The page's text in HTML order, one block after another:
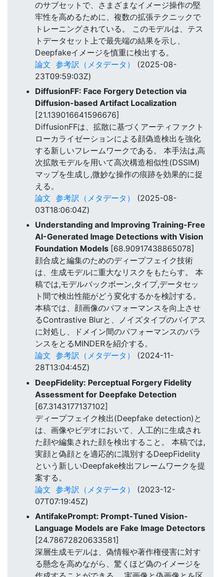
のサブセットで、さまざまなイメージ操作の堅
牢性を高めるために、複数の拡張テクニックで
トレーニングされている。 このモデルは、テス
トデータセット上で最先端の結果を示し、
Deepfakeイメージを慎重に検出する。
論文 参考訳（メタデータ）
(2025-08-
23T09:59:03Z)
DiffusionFF: Face Forgery Detection via
Diffusion-based Artifact Localization
[21.139016641596676]
DiffusionFFは、拡散に基づくアーティファクト
ローカライゼーションによる顔偽造検出を強化
する新しいフレームワークである。 本手法は,高
次拡散モデルを用いて高次構造相似性(DSSIM)
マップを生成し,微妙な操作の痕跡を効果的に捉
える。
論文 参考訳（メタデータ）
(2025-08-
03T18:06:04Z)
Understanding and Improving Training-Free
AI-Generated Image Detections with Vision
Foundation Models [68.90917438865078]
顔合成と編集のためのディープフェイク技術
は、生成モデルに重大なリスクをもたらす。 本
稿では,モデルバックボーン,タイプ,データセッ
ト間で検出性能がどう変化するかを検討する。
本稿では、顔画像のパフォーマンスを向上させ
るContrastive Blurと、ノイズタイプのバイアス
に対処し、ドメイン間のパフォーマンスのバラ
ンスをとるMINDERを紹介する。
論文 参考訳（メタデータ）
(2024-11-
28T13:04:45Z)
DeepFidelity: Perceptual Forgery Fidelity
Assessment for Deepfake Detection
[67.3143177137102]
ディープフェイク検出(Deepfake detection)と
は、画像やビデオにおいて、人工的に生成され
た顔や編集された顔を検出すること。 本稿では,
実顔と偽顔とを適応的に識別するDeepFidelity
という新しいDeepfake検出フレームワークを提
案する。
論文 参考訳（メタデータ）
(2023-12-
07T07:19:45Z)
AntifakePrompt: Prompt-Tuned Vision-
Language Models are Fake Image Detectors
[24.78672820633581]
深層生成モデルは、偽情報や著作権侵害に対す
る懸念を高めながら、驚くほど偽のイメージを